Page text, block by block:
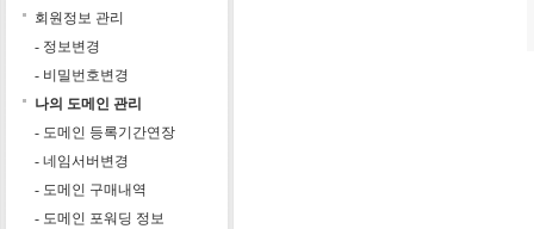
회원정보 관리
- 정보변경
- 비밀번호변경
나의 도메인 관리
- 도메인 등록기간연장
- 네임서버변경
- 도메인 구매내역
- 도메인 포워딩 정보